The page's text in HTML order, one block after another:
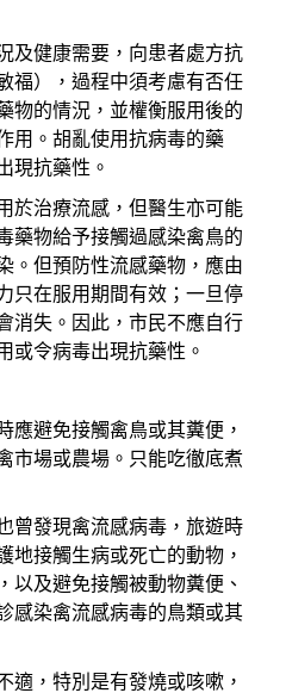
及健康需要，向患者處方抗
福），過程中須考慮有否任
物的情況，並權衡服用後的
用。胡亂使用抗病毒的藥
現抗藥性。
於治療流感，但醫生亦可能
藥物給予接觸過感染禽鳥的
。但預防性流感藥物，應由
只在服用期間有效；一旦停
消失。因此，市民不應自行
或令病毒出現抗藥性。
應避免接觸禽鳥或其糞便，
市場或農場。只能吃徹底煮
曾發現禽流感病毒，旅遊時
地接觸生病或死亡的動物，
以及避免接觸被動物糞便、
感染禽流感病毒的鳥類或其
適，特別是有發燒或咳嗽，